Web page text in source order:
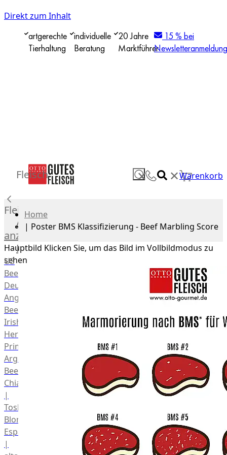
Direkt zum Inhalt
artgerechte
Tierhaltung
individuelle
Beratung
20 Jahre
Marktführer
15 % bei
Newsletteranmeldung
✕ ✕Warenkorb
Fleisch
Fleisch
Alle
anzeigen
Rind
US
Beef
Deutsches
Angus
Beef
Irish
Hereford
Prime
Argentina
Beef
Chianina
|
Toskana
Blonda
Espanola
|
Home
| Poster BMS Klassifizierung - Beef Marbling Score
Hauptbild Klicken Sie, um das Bild im Vollbildmodus zu
sehen